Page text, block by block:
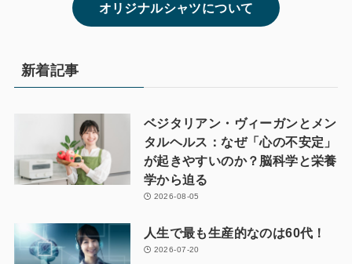
オリジナルシャツについて
新着記事
ベジタリアン・ヴィーガンとメン
タルヘルス：なぜ「心の不安定」
が起きやすいのか？脳科学と栄養
学から迫る
2026-08-05
人生で最も生産的なのは60代！
2026-07-20